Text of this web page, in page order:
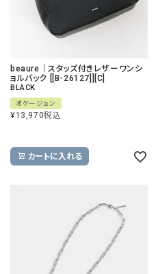
beaure｜スタッズ付きレザーワンシ
ョルバック [[B-26127]][C]
BLACK
オケージョン
¥13,970税込
カートに入れる